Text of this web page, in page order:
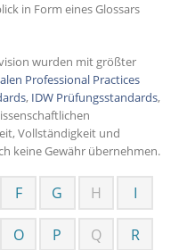
in Form eines Glossars
wurden mit größter
Professional Practices
, IDW Prüfungsstandards,
Vollständigkeit und
keine Gewähr übernehmen.
F G H I
O P Q R